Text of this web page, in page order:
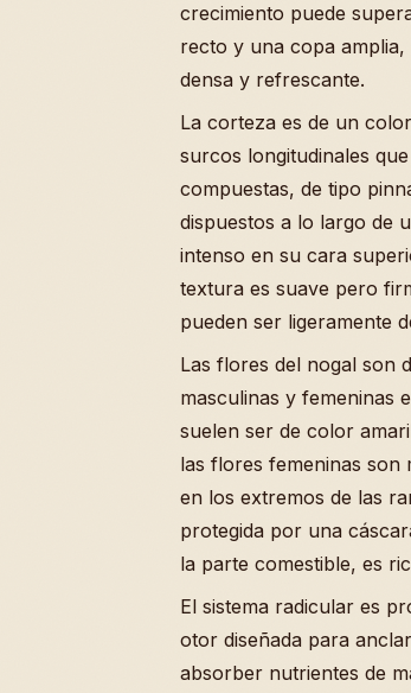
crecimiento puede
recto y una copa
densa y refrescante.
La corteza es de un
surcos longitudinales
compuestas, de tipo
dispuestos a lo largo de
intenso en su cara
textura es suave pero
pueden ser ligeramente
Las flores del nogal son
masculinas y femeninas
suelen ser de color
las flores femeninas son
en los extremos de las
protegida por una
la parte comestible, es
El sistema radicular es
otor diseñada para
absorber nutrientes de